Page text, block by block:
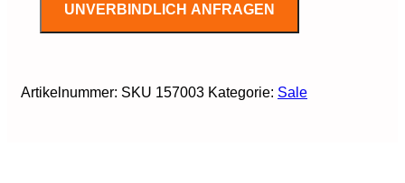
UNVERBINDLICH ANFRAGEN
Artikelnummer: SKU 157003 Kategorie: Sale